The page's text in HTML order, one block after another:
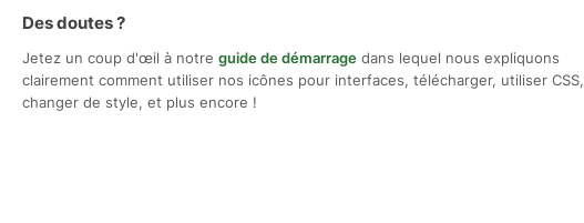
Des doutes ?
Jetez un coup d'œil à notre guide de démarrage dans lequel nous expliquons
clairement comment utiliser nos icônes pour interfaces, télécharger, utiliser CSS,
changer de style, et plus encore !